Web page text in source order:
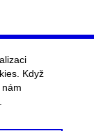
Když